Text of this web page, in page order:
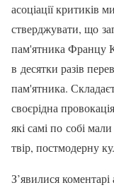
асоціації
стверджувати, що
пам'ятника Францу
в десятки разів
пам'ятника.
своєрідна
які самі по собі
твір, постмодерну
З’явилися